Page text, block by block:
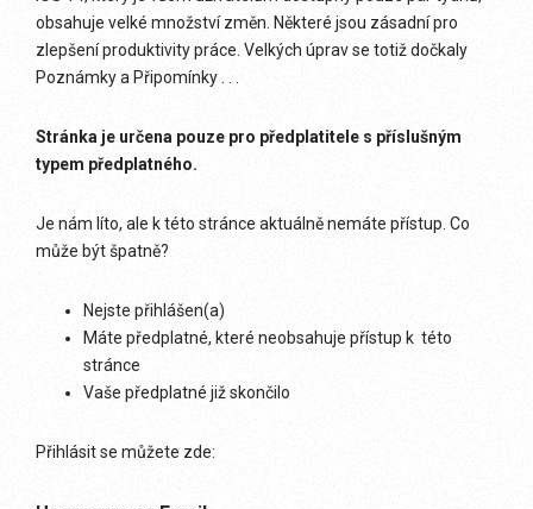
obsahuje velké množství změn. Některé jsou zásadní pro
zlepšení produktivity práce. Velkých úprav se totiž dočkaly
Poznámky a Připomínky . . .
Stránka je určena pouze pro předplatitele s příslušným
typem předplatného.
Je nám líto, ale k této stránce aktuálně nemáte přístup. Co
může být špatně?
Nejste přihlášen(a)
Máte předplatné, které neobsahuje přístup k této
stránce
Vaše předplatné již skončilo
Přihlásit se můžete zde: